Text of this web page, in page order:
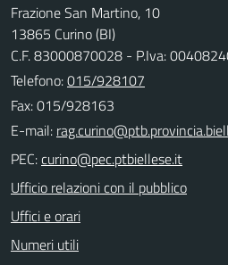
Frazione San Martino, 10
13865 Curino (BI)
C.F. 83000870028 - P.Iva:
Telefono:015/928107
Fax: 015/928163
E-mail:
PEC:
Ufficio relazioni con il pubblico
Uffici e orari
Numeri utili